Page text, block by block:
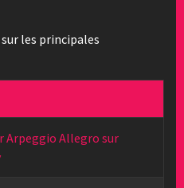
les principales
Arpeggio Allegro sur